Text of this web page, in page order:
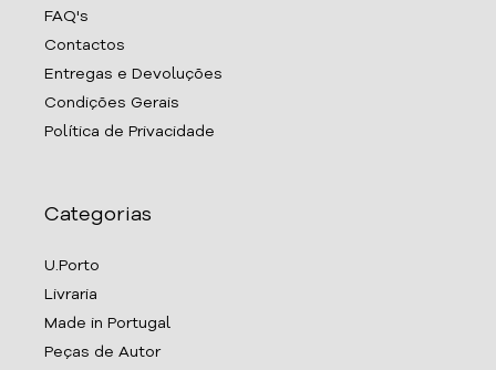
FAQ's
Contactos
Entregas e Devoluções
Condições Gerais
Política de Privacidade
Categorias
U.Porto
Livraria
Made in Portugal
Peças de Autor